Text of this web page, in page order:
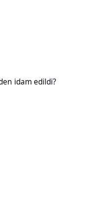
idam edildi?